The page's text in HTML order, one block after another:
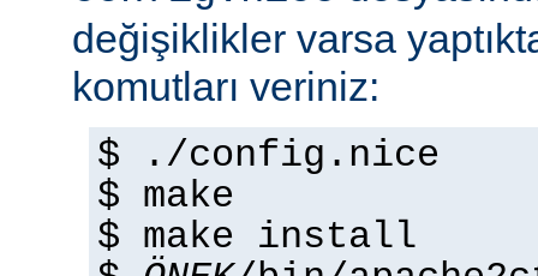
değişiklikler varsa
komutları veriniz:
$ ./config.nice
$ make
$ make install